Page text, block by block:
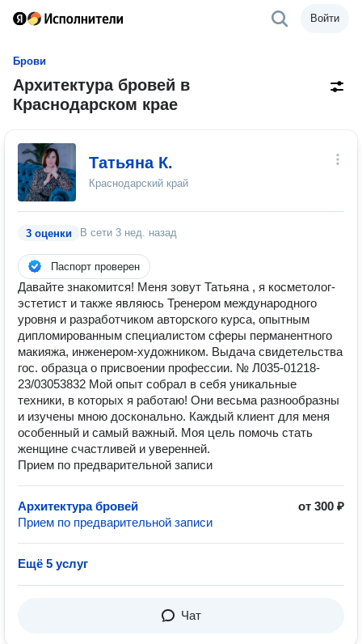
Войти
Брови
Архитектура бровей в
Краснодарском крае
Татьяна К.
Краснодарский край
3 оценки В сети 3 нед. назад
Паспорт проверен
Давайте знакомится! Меня зовут Татьяна , я косметолог-
эстетист и также являюсь Тренером международного
уровня и разработчиком авторского курса, опытным
дипломированным специалистом сферы перманентного
макияжа, инженером-художником. Выдача свидетельства
гос. образца о присвоении профессии. № Л035-01218-
23/03053832 Мой опыт собрал в себя уникальные
техники, в которых я работаю! Они весьма разнообразны
и изучены мною досконально. Каждый клиент для меня
особенный и самый важный. Моя цель помочь стать
женщине счастливей и уверенней.
Прием по предварительной записи
Архитектура бровей
от 300 ₽
Прием по предварительной записи
Ещё 5 услуг
Чат